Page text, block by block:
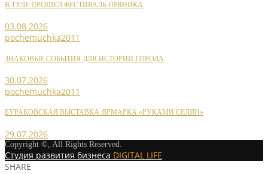
В ТУЛЕ ПРОШЕЛ ФЕСТИВАЛЬ ПРЯНИКА
03.08.2026
pochemuchka2011
ЗНАКОВЫЕ СОБЫТИЯ ДЛЯ ИСТОРИИ ГОРОДА
30.07.2026
pochemuchka2011
БУРАКОВСКАЯ ВЫСТАВКА-ЯРМАРКА «РУКАМИ СЕЛЯН»
29.07.2026
Copyright ©, All Rights Reserved.
Студия развития бизнеса DIGITAL LIFE
SHARE